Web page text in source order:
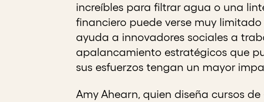
increíbles para filtrar agua o una
financiero puede verse muy
ayuda a innovadores sociales a
apalancamiento estratégicos que
sus esfuerzos tengan un mayor
Amy Ahearn, quien diseña cursos